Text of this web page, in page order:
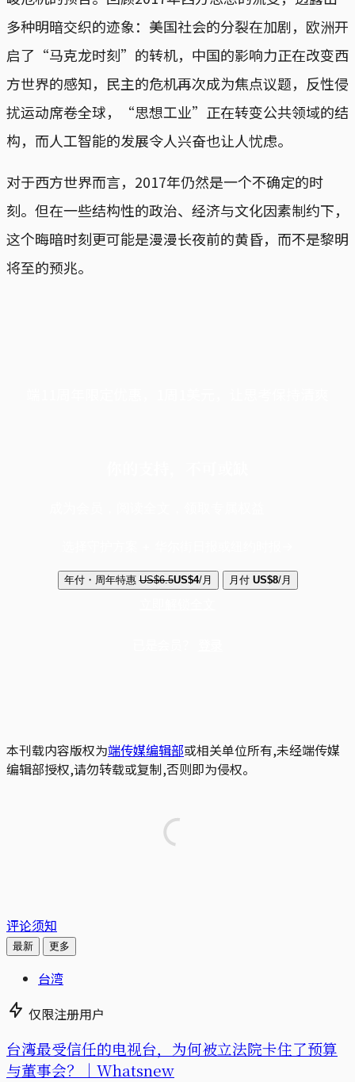
多种明暗交织的迹象：美国社会的分裂在加剧，欧洲开
启了“马克龙时刻”的转机，中国的影响力正在改变西
方世界的感知，民主的危机再次成为焦点议题，反性侵
扰运动席卷全球，“思想工业”正在转变公共领域的结
构，而人工智能的发展令人兴奋也让人忧虑。
对于西方世界而言，2017年仍然是一个不确定的时
刻。但在一些结构性的政治、经济与文化因素制约下，
这个晦暗时刻更可能是漫漫长夜前的黄昏，而不是黎明
将至的预兆。
年付・周年特惠 US$6.5US$4/月 月付 US$8/月
本刊载内容版权为端传媒编辑部或相关单位所有,未经端传媒
编辑部授权,请勿转载或复制,否则即为侵权。
评论须知
最新 更多
台湾
仅限注册用户
台湾最受信任的电视台，为何被立法院卡住了预算
与董事会？｜Whatsnew